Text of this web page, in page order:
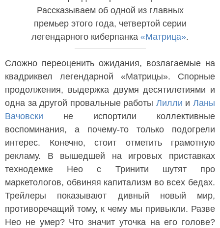
Рассказываем об одной из главных
премьер этого года, четвертой серии
легендарного киберпанка «Матрица».
Сложно переоценить ожидания, возлагаемые на
квадриквел легендарной «Матрицы». Спорные
продолжения, выдержка двумя десятилетиями и
одна за другой провальные работы Лилли иЛаны
Вачовски не испортили коллективные
воспоминания, а почему-то только подогрели
интерес. Конечно, стоит отметить грамотную
рекламу. В вышедшей на игровых приставках
технодемке Нео с Тринити шутят про
маркетологов, обвиняя капитализм во всех бедах.
Трейлеры показывают дивный новый мир,
противоречащий тому, к чему мы привыкли. Разве
Нео не умер? Что значит уточка на его голове?